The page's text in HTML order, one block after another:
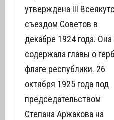
утверждена III
съездом Советов в
декабре 1924 года. Она
содержала главы о
флаге республики. 26
октября 1925 года под
председательством
Степана Аржакова на